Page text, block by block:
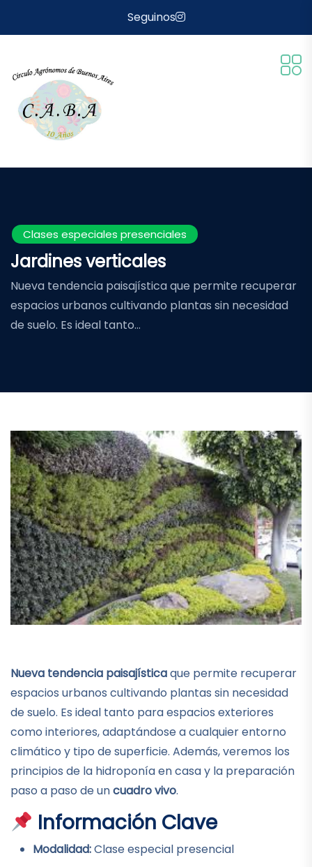
Seguinos
Clases especiales presenciales
Jardines verticales
Nueva tendencia paisajística que permite recuperar
espacios urbanos cultivando plantas sin necesidad
de suelo. Es ideal tanto…
Nueva tendencia paisajísticaque permite recuperar
espacios urbanos cultivando plantas sin necesidad
de suelo. Es ideal tanto para espacios exteriores
como interiores, adaptándose a cualquier entorno
climático y tipo de superficie. Además, veremos los
principios de la hidroponía en casa y la preparación
paso a paso de uncuadro vivo.
Información Clave
Modalidad:Clase especial presencial